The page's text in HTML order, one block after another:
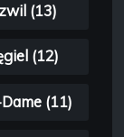
(13)
(12)
(11)